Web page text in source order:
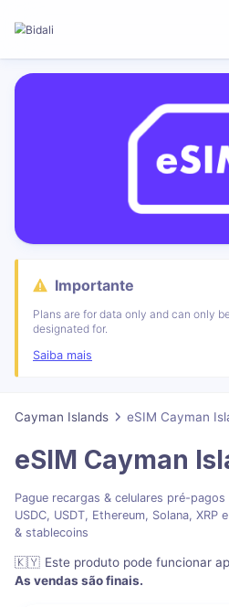
Importante
Plans are for data only and can only
designated for.
Saiba mais
Cayman Islands eSIM Cayman
eSIM Cayman
Pague recargas & celulares pré-
USDC, USDT, Ethereum, Solana,
& stablecoins
🇰🇾 Este produto pode funcionar
As vendas são finais.